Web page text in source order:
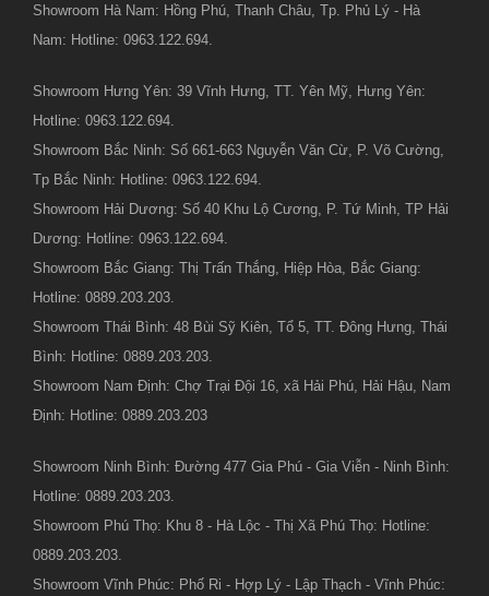
Showroom Hà Nam: Hồng Phú, Thanh Châu, Tp. Phủ Lý - Hà
Nam: Hotline: 0963.122.694.
Showroom Hưng Yên: 39 Vĩnh Hưng, TT. Yên Mỹ, Hưng Yên:
Hotline: 0963.122.694.
Showroom Bắc Ninh: Số 661-663 Nguyễn Văn Cừ, P. Võ Cường,
Tp Bắc Ninh: Hotline: 0963.122.694.
Showroom Hải Dương: Số 40 Khu Lộ Cương, P. Tứ Minh, TP Hải
Dương: Hotline: 0963.122.694.
Showroom Bắc Giang: Thị Trấn Thắng, Hiệp Hòa, Bắc Giang:
Hotline: 0889.203.203.
Showroom Thái Bình: 48 Bùi Sỹ Kiên, Tổ 5, TT. Đông Hưng, Thái
Bình: Hotline: 0889.203.203.
Showroom Nam Định: Chợ Trại Đội 16, xã Hải Phú, Hải Hậu, Nam
Định: Hotline: 0889.203.203
Showroom Ninh Bình: Đường 477 Gia Phú - Gia Viễn - Ninh Bình:
Hotline: 0889.203.203.
Showroom Phú Thọ: Khu 8 - Hà Lộc - Thị Xã Phú Thọ: Hotline:
0889.203.203.
Showroom Vĩnh Phúc: Phố Ri - Hợp Lý - Lập Thạch - Vĩnh Phúc: